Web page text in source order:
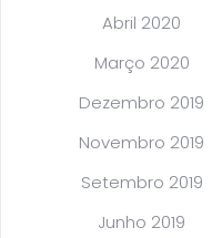
Abril 2020
Março 2020
Dezembro 2019
Novembro 2019
Setembro 2019
Junho 2019